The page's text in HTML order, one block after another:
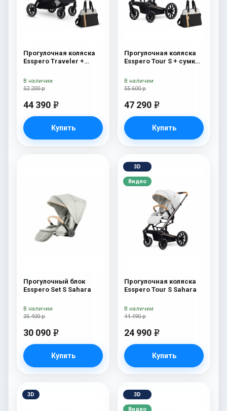
Прогулочная коляска
Esspero Traveler +
52 200 р
44 390 e
Купить
В наличии
Прогулочная коляска
Esspero Tour S + сумка
55 600 р
47 290 e
Купить
В наличии
Прогулочный блок
Esspero Set S Sahara
35 400 р
30 090 e
Купить
В наличии
3D
Видео
Прогулочная коляска
Esspero Tour S Sahara
44 490 р
24 990 e
Купить
В наличии
3D 3D
Видео